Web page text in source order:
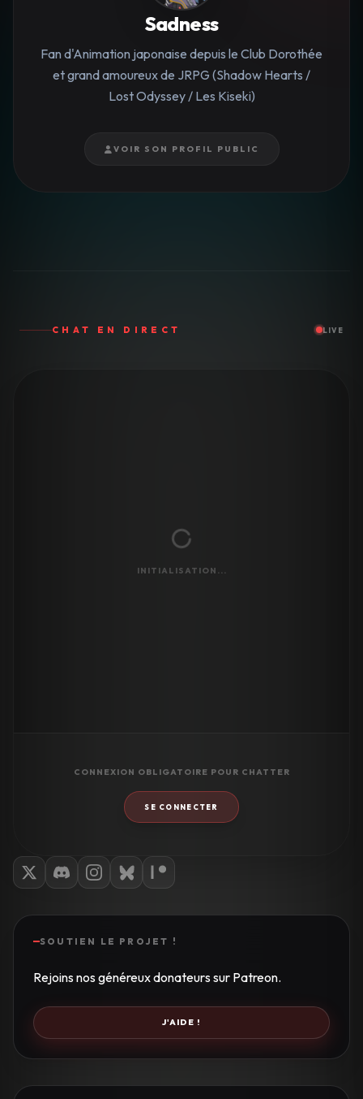
Sadness
Fan d'Animation japonaise depuis le Club Dorothée
et grand amoureux de JRPG (Shadow Hearts /
Lost Odyssey / Les Kiseki)
VOIR SON PROFIL PUBLIC
CHAT EN DIRECT LIVE
INITIALISATION...
CONNEXION OBLIGATOIRE POUR CHATTER
SE CONNECTER
SOUTIEN LE PROJET !
Rejoins nos généreux donateurs sur Patreon.
J'AIDE !